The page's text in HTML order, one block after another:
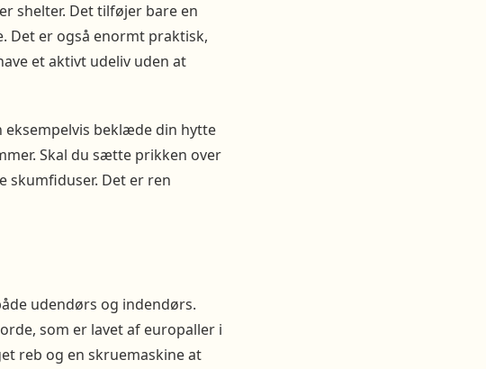
shelter. Det tilføjer bare en
Det er også enormt praktisk,
et aktivt udeliv uden at
eksempelvis beklæde din hytte
Skal du sætte prikken over
skumfiduser. Det er ren
udendørs og indendørs.
som er lavet af europaller i
reb og en skruemaskine at